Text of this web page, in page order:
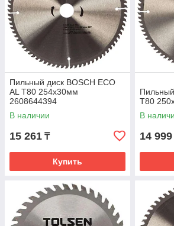
Пильный диск BOSCH ECO
AL T80 254x30мм
2608644394
В наличии
15 261 ₸
Купить
Пильный
T80
В
14 999